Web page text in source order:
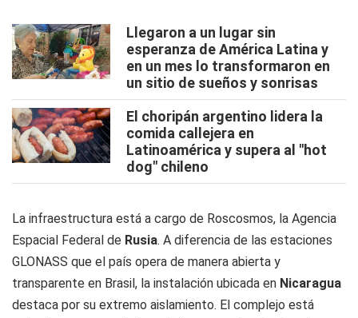
Llegaron a un lugar sin
esperanza de América Latina y
en un mes lo transformaron en
un sitio de sueños y sonrisas
El choripán argentino lidera la
comida callejera en
Latinoamérica y supera al "hot
dog" chileno
La infraestructura está a cargo de Roscosmos, la Agencia
Espacial Federal de Rusia. A diferencia de las estaciones
GLONASS que el país opera de manera abierta y
transparente en Brasil, la instalación ubicada en Nicaragua
destaca por su extremo aislamiento. El complejo está